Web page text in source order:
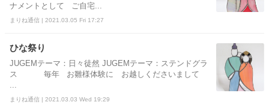
ナメントとして ご自宅...
まりね通信 | 2021.03.05 Fri 17:27
ひな祭り
JUGEMテーマ：日々徒然 JUGEMテーマ：ステンドグラ
ス 毎年 お雛様体験に お越しくださいまして
まりね通信 | 2021.03.03 Wed 19:29